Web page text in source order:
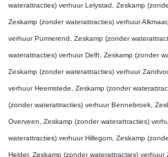
waterattracties) verhuur Lelystad, Zeskamp
Zeskamp (zonder waterattracties) verhuur
verhuur Purmerend, Zeskamp (zonder
waterattracties) verhuur Delft, Zeskamp (zonder
Zeskamp (zonder waterattracties) verhuur
verhuur Heemstede, Zeskamp (zonder
(zonder waterattracties) verhuur Bennebroek,
Overveen, Zeskamp (zonder waterattracties)
waterattracties) verhuur Hillegom, Zeskamp
Helder, Zeskamp (zonder waterattracties)